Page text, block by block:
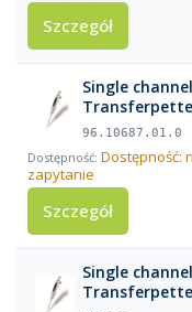
Szczegół
Single
Transferpette
96.10687.01.0
Dostępność:
zapytanie
Szczegół
Single
Transferpette